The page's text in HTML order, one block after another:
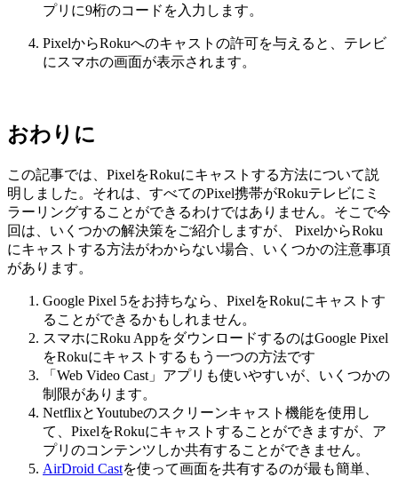
プリに9桁のコードを入力します。
PixelからRokuへのキャストの許可を与えると、テレビ
にスマホの画面が表示されます。
おわりに
この記事では、PixelをRokuにキャストする方法について説
明しました。それは、すべてのPixel携帯がRokuテレビにミ
ラーリングすることができるわけではありません。そこで今
回は、いくつかの解決策をご紹介しますが、 PixelからRoku
にキャストする方法がわからない場合、いくつかの注意事項
があります。
Google Pixel 5をお持ちなら、PixelをRokuにキャストす
ることができるかもしれません。
スマホにRoku AppをダウンロードするのはGoogle Pixel
をRokuにキャストするもう一つの方法です
「Web Video Cast」アプリも使いやすいが、いくつかの
制限があります。
NetflixとYoutubeのスクリーンキャスト機能を使用し
て、PixelをRokuにキャストすることができますが、ア
プリのコンテンツしか共有することができません。
AirDroid Castを使って画面を共有するのが最も簡単、